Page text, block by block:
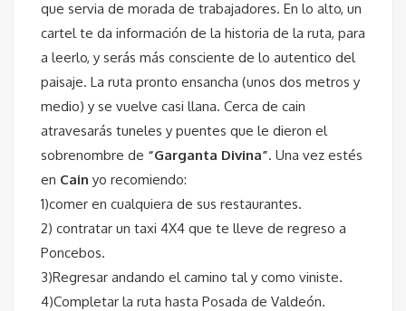
que servia de morada de trabajadores. En lo alto, un
cartel te da información de la historia de la ruta, para
a leerlo, y serás más consciente de lo autentico del
paisaje. La ruta pronto ensancha (unos dos metros y
medio) y se vuelve casi llana. Cerca de cain
atravesarás tuneles y puentes que le dieron el
sobrenombre de “Garganta Divina”. Una vez estés
en Cain yo recomiendo:
1)comer en cualquiera de sus restaurantes.
2) contratar un taxi 4X4 que te lleve de regreso a
Poncebos.
3)Regresar andando el camino tal y como viniste.
4)Completar la ruta hasta Posada de Valdeón.